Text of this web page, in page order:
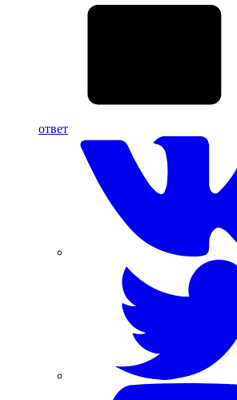
ответ